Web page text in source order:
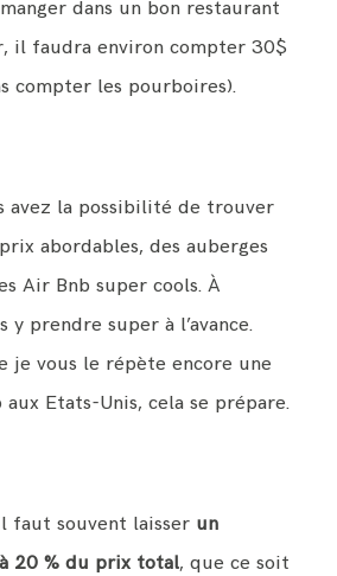
dans un bon restaurant
il faudra environ compter 30$
compter les pourboires).
avez la possibilité de trouver
abordables, des auberges
Air Bnb super cools. À
y prendre super à l’avance.
je vous le répète encore une
Etats-Unis, cela se prépare.
faut souvent laisser un
20 % du prix total, que ce soit